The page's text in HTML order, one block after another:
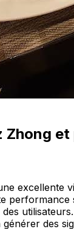
Zhong et
excellente
des